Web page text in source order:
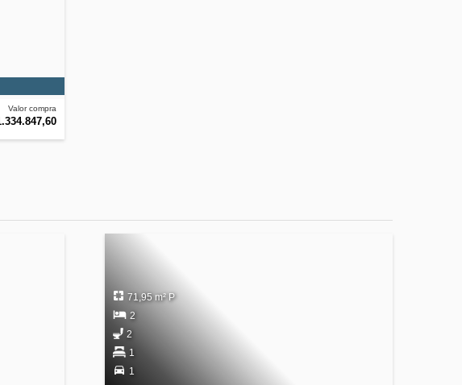
Valor compra
71,95 m² P
2
2
1
1